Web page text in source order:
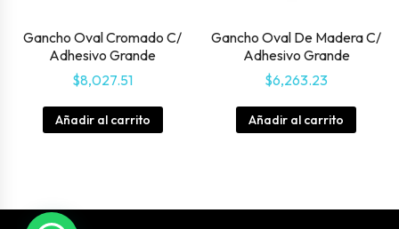
Gancho Oval Cromado C/
Adhesivo Grande
$8,027.51
Añadir al carrito
Gancho Oval De Madera C/
Adhesivo Grande
$6,263.23
Añadir al carrito